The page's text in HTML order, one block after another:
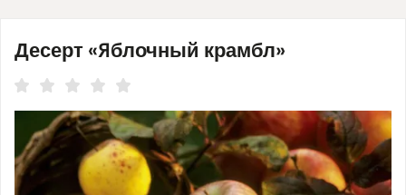
Десерт «Яблочный крамбл»